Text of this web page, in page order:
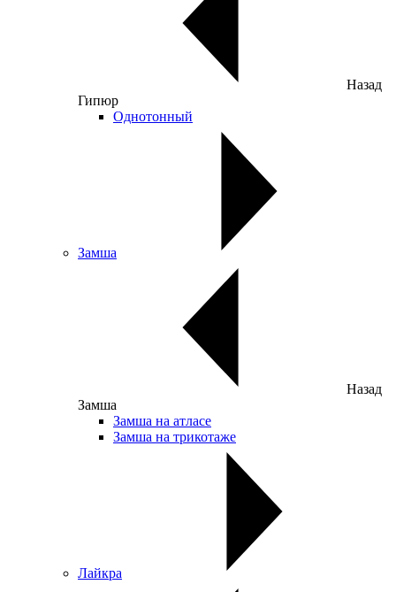
Назад
Гипюр
Однотонный
Замша
Назад
Замша
Замша на атласе
Замша на трикотаже
Лайкра